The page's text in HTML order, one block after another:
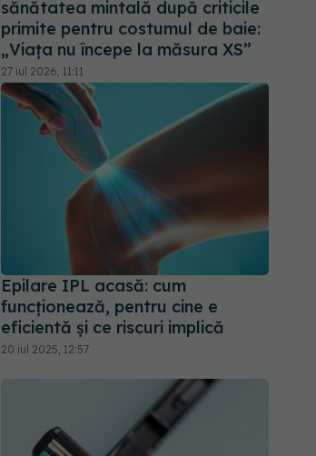
sănătatea mintală după criticile
primite pentru costumul de baie:
„Viața nu începe la măsura XS”
27 iul 2026, 11:11
Epilare IPL acasă: cum
funcționează, pentru cine e
eficientă și ce riscuri implică
20 iul 2025, 12:57